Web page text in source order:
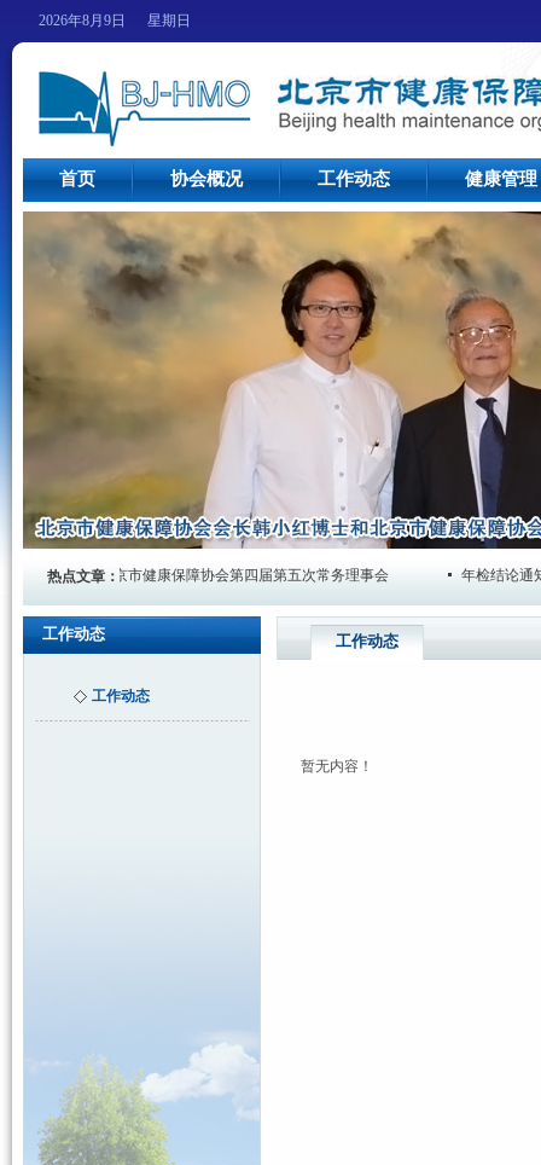
2026年8月9日 星期日
首页 协会概况 工作动态 健康管理
热点文章：
北京市健康保障协会第四届第五次常务理事会 年检结论通知书
工作动态 工作动态
工作动态
暂无内容！